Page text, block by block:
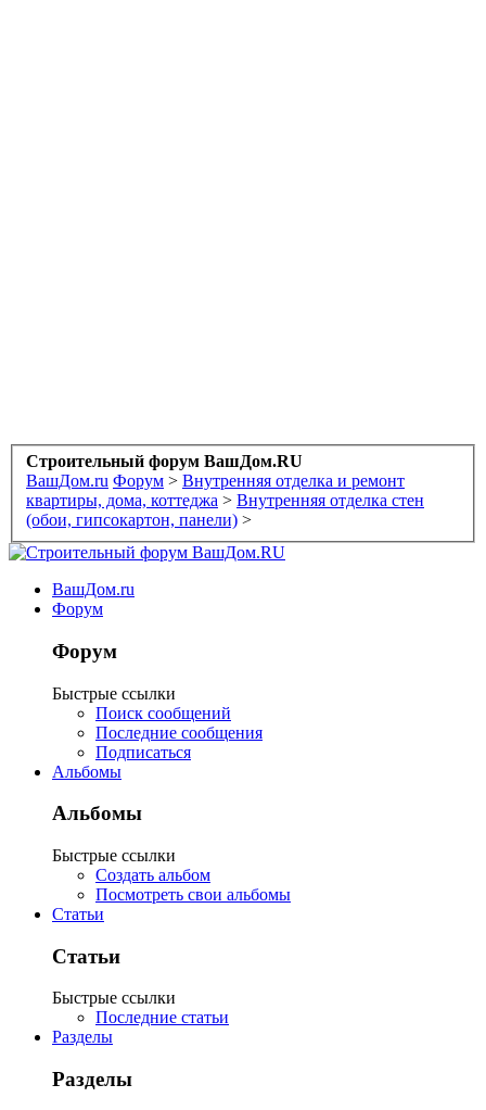
Строительный форум ВашДом.RU
ВашДом.ru Форум > Внутренняя отделка и ремонт
квартиры, дома, коттеджа > Внутренняя отделка стен
(обои, гипсокартон, панели) >
ВашДом.ru
Форум
Форум
Быстрые ссылки
Поиск сообщений
Последние сообщения
Подписаться
Альбомы
Альбомы
Быстрые ссылки
Создать альбом
Посмотреть свои альбомы
Статьи
Статьи
Быстрые ссылки
Последние статьи
Разделы
Разделы